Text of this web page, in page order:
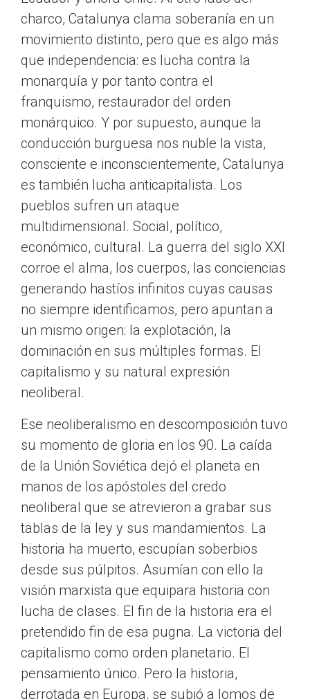
charco, Catalunya clama soberanía en un
movimiento distinto, pero que es algo más
que independencia: es lucha contra la
monarquía y por tanto contra el
franquismo, restaurador del orden
monárquico. Y por supuesto, aunque la
conducción burguesa nos nuble la vista,
consciente e inconscientemente, Catalunya
es también lucha anticapitalista. Los
pueblos sufren un ataque
multidimensional. Social, político,
económico, cultural. La guerra del siglo XXI
corroe el alma, los cuerpos, las conciencias
generando hastíos infinitos cuyas causas
no siempre identificamos, pero apuntan a
un mismo origen: la explotación, la
dominación en sus múltiples formas. El
capitalismo y su natural expresión
neoliberal.
Ese neoliberalismo en descomposición tuvo
su momento de gloria en los 90. La caída
de la Unión Soviética dejó el planeta en
manos de los apóstoles del credo
neoliberal que se atrevieron a grabar sus
tablas de la ley y sus mandamientos. La
historia ha muerto, escupían soberbios
desde sus púlpitos. Asumían con ello la
visión marxista que equipara historia con
lucha de clases. El fin de la historia era el
pretendido fin de esa pugna. La victoria del
capitalismo como orden planetario. El
pensamiento único. Pero la historia,
derrotada en Europa, se subió a lomos de